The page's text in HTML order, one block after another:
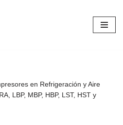
en Refrigeración y Aire
LBP, MBP, HBP, LST, HST y